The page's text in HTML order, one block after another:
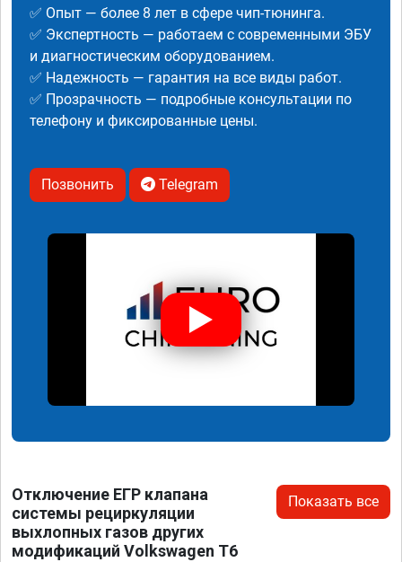
✅ Опыт — более 8 лет в сфере чип-тюнинга.
✅ Экспертность — работаем с современными ЭБУ
и диагностическим оборудованием.
✅ Надежность — гарантия на все виды работ.
✅ Прозрачность — подробные консультации по
телефону и фиксированные цены.
Позвонить Telegram
Отключение ЕГР клапана
системы рециркуляции
выхлопных газов других
модификаций Volkswagen T6
Показать все